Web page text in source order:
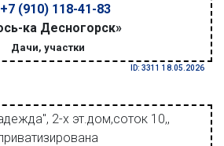
(910) 118-41-83
ка Десногорск»
Дачи, участки
ID: 3311 18.05.2026
2-х эт.дом,соток 10,,